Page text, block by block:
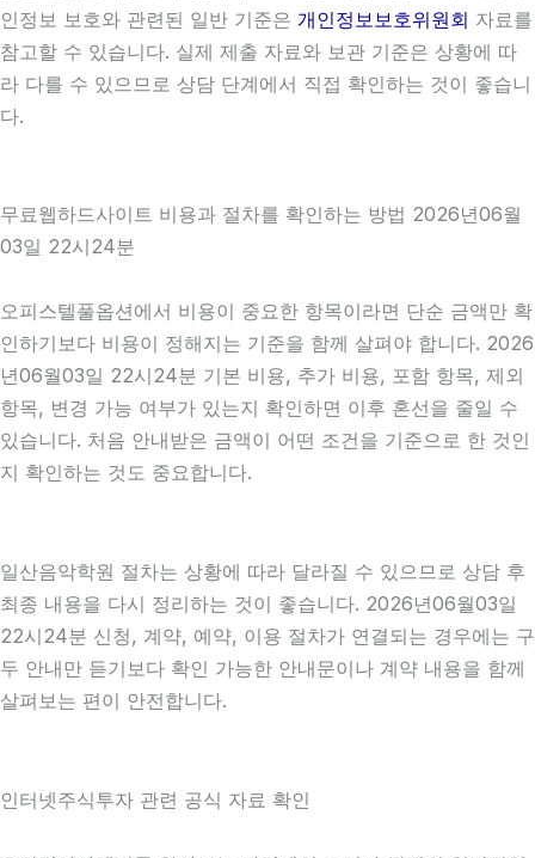
인정보 보호와 관련된 일반 기준은 개인정보보호위원회 자료를
참고할 수 있습니다. 실제 제출 자료와 보관 기준은 상황에 따
라 다를 수 있으므로 상담 단계에서 직접 확인하는 것이 좋습니
다.
무료웹하드사이트 비용과 절차를 확인하는 방법 2026년06월
03일 22시24분
오피스텔풀옵션에서 비용이 중요한 항목이라면 단순 금액만 확
인하기보다 비용이 정해지는 기준을 함께 살펴야 합니다. 2026
년06월03일 22시24분 기본 비용, 추가 비용, 포함 항목, 제외
항목, 변경 가능 여부가 있는지 확인하면 이후 혼선을 줄일 수
있습니다. 처음 안내받은 금액이 어떤 조건을 기준으로 한 것인
지 확인하는 것도 중요합니다.
일산음악학원 절차는 상황에 따라 달라질 수 있으므로 상담 후
최종 내용을 다시 정리하는 것이 좋습니다. 2026년06월03일
22시24분 신청, 계약, 예약, 이용 절차가 연결되는 경우에는 구
두 안내만 듣기보다 확인 가능한 안내문이나 계약 내용을 함께
살펴보는 편이 안전합니다.
인터넷주식투자 관련 공식 자료 확인